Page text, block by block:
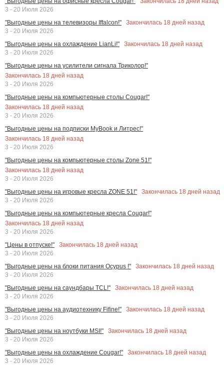
3 - 20 Июля 2026
"Выгодные цены на телевизоры Iffalcon!"
Закончилась 18 дней назад
3 - 20 Июля 2026
"Выгодные цены на охлаждение LianLi!"
Закончилась 18 дней назад
3 - 20 Июля 2026
"Выгодные цены на усилители сигнала Триколор!"
Закончилась 18 дней назад
3 - 20 Июля 2026
"Выгодные цены на компьютерные столы Cougar!"
Закончилась 18 дней назад
3 - 20 Июля 2026
"Выгодные цены на подписки MyBook и Литрес!"
Закончилась 18 дней назад
3 - 20 Июля 2026
"Выгодные цены на компьютерные столы Zone 51!"
Закончилась 18 дней назад
3 - 20 Июля 2026
"Выгодные цены на игровые кресла ZONE 51!"
Закончилась 18 дней назад
3 - 20 Июля 2026
"Выгодные цены на компьютерные кресла Cougar!"
Закончилась 18 дней назад
3 - 20 Июля 2026
"Цены в отпуске!"
Закончилась 18 дней назад
3 - 20 Июля 2026
"Выгодные цены на блоки питания Ocypus !"
Закончилась 18 дней назад
3 - 20 Июля 2026
"Выгодные цены на саундбары TCL!"
Закончилась 18 дней назад
3 - 20 Июля 2026
"Выгодные цены на аудиотехнику Fifine!"
Закончилась 18 дней назад
3 - 20 Июля 2026
"Выгодные цены на ноутбуки MSI!"
Закончилась 18 дней назад
3 - 20 Июля 2026
"Выгодные цены на охлаждение Cougar!"
Закончилась 18 дней назад
3 - 20 Июля 2026